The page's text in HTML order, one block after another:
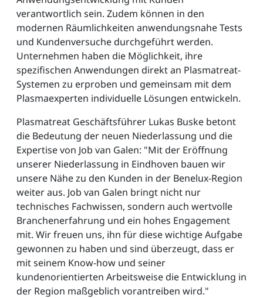
verantwortlich sein. Zudem können in den
modernen Räumlichkeiten anwendungsnahe Tests
und Kundenversuche durchgeführt werden.
Unternehmen haben die Möglichkeit, ihre
spezifischen Anwendungen direkt an Plasmatreat-
Systemen zu erproben und gemeinsam mit dem
Plasmaexperten individuelle Lösungen entwickeln.
Plasmatreat Geschäftsführer Lukas Buske betont
die Bedeutung der neuen Niederlassung und die
Expertise von Job van Galen: "Mit der Eröffnung
unserer Niederlassung in Eindhoven bauen wir
unsere Nähe zu den Kunden in der Benelux-Region
weiter aus. Job van Galen bringt nicht nur
technisches Fachwissen, sondern auch wertvolle
Branchenerfahrung und ein hohes Engagement
mit. Wir freuen uns, ihn für diese wichtige Aufgabe
gewonnen zu haben und sind überzeugt, dass er
mit seinem Know-how und seiner
kundenorientierten Arbeitsweise die Entwicklung in
der Region maßgeblich vorantreiben wird."